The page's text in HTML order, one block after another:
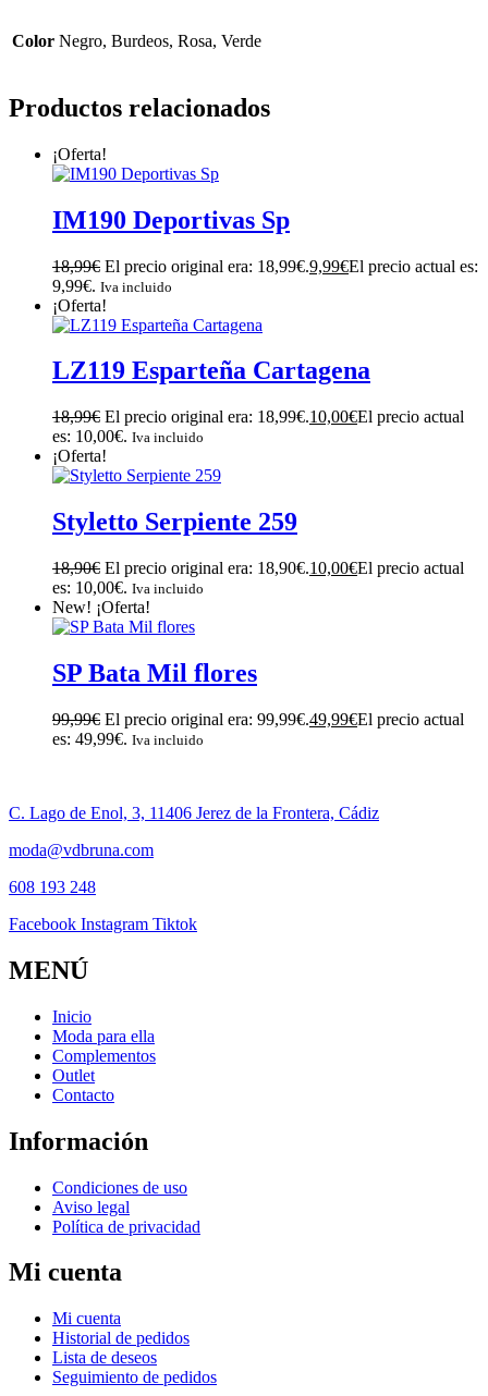
Color Negro, Burdeos, Rosa, Verde
Productos relacionados
¡Oferta!
IM190 Deportivas Sp
18,99€ El precio original era: 18,99€.9,99€El precio actual es:
9,99€. Iva incluido
¡Oferta!
LZ119 Esparteña Cartagena
18,99€ El precio original era: 18,99€.10,00€El precio actual
es: 10,00€. Iva incluido
¡Oferta!
Styletto Serpiente 259
18,90€ El precio original era: 18,90€.10,00€El precio actual
es: 10,00€. Iva incluido
New! ¡Oferta!
SP Bata Mil flores
99,99€ El precio original era: 99,99€.49,99€El precio actual
es: 49,99€. Iva incluido
C. Lago de Enol, 3, 11406 Jerez de la Frontera, Cádiz
moda@vdbruna.com
608 193 248
Facebook Instagram Tiktok
MENÚ
Inicio
Moda para ella
Complementos
Outlet
Contacto
Información
Condiciones de uso
Aviso legal
Política de privacidad
Mi cuenta
Mi cuenta
Historial de pedidos
Lista de deseos
Seguimiento de pedidos